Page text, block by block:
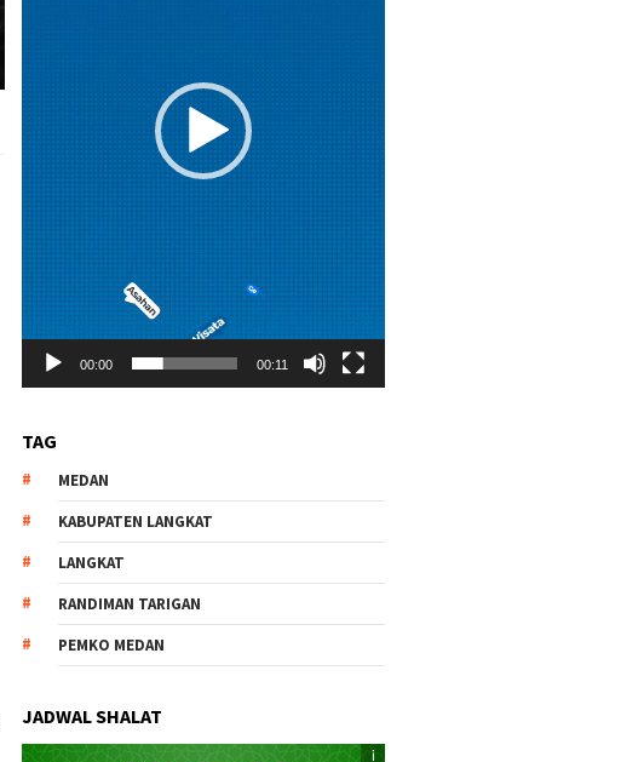
00:00 00:11
TAG
MEDAN
KABUPATEN LANGKAT
LANGKAT
RANDIMAN TARIGAN
PEMKO MEDAN
JADWAL SHALAT